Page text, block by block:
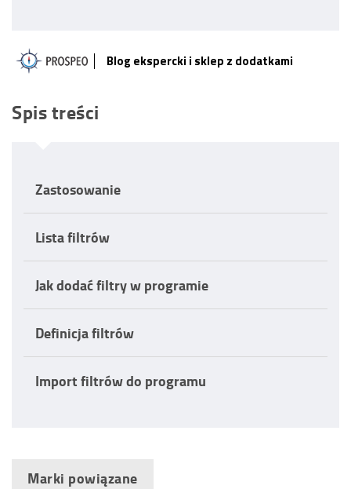
Blog ekspercki i sklep z dodatkami
Spis treści
Zastosowanie
Lista filtrów
Jak dodać filtry w programie
Definicja filtrów
Import filtrów do programu
Marki powiązane